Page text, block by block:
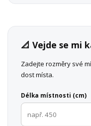
📐 Vejde se mi
Zadejte rozměry své
dost místa.
Délka místnosti (cm)